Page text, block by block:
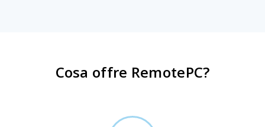
Cosa offre RemotePC?